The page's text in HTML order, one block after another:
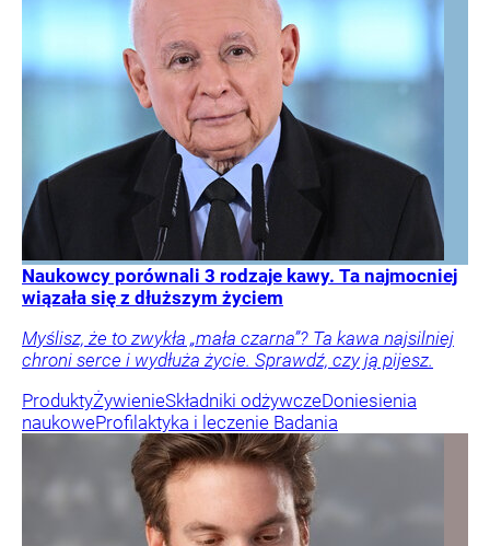
Naukowcy porównali 3 rodzaje kawy. Ta najmocniej
wiązała się z dłuższym życiem
Myślisz, że to zwykła „mała czarna”? Ta kawa najsilniej
chroni serce i wydłuża życie. Sprawdź, czy ją pijesz.
ProduktyŻywienieSkładniki odżywczeDoniesienia
naukoweProfilaktyka i leczenie Badania